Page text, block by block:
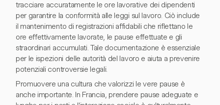
tracciare accuratamente le ore lavorative dei dipendenti
per garantire la conformità alle leggi sul lavoro. Ciò include
il mantenimento di registrazioni affidabili che riflettano le
ore effettivamente lavorate, le pause effettuate e gli
straordinari accumulati. Tale documentazione è essenziale
per le ispezioni delle autorità del lavoro e aiuta a prevenire
potenziali controversie legali.
Promuovere una cultura che valorizzi le vere pause è
anche importante. In Francia, prendere pause adeguate e